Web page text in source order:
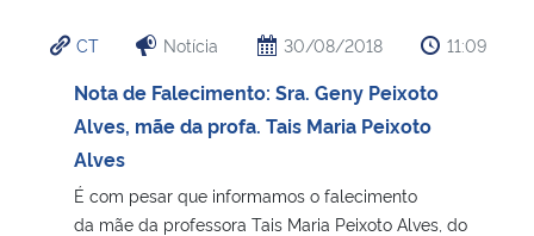
CT Notícia 30/08/2018 11:09
Nota de Falecimento: Sra. Geny Peixoto
Alves, mãe da profa. Tais Maria Peixoto
Alves
É com pesar que informamos o falecimento
da mãe da professora Tais Maria Peixoto Alves, do